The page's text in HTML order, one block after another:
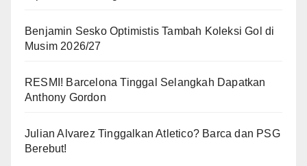
Benjamin Sesko Optimistis Tambah Koleksi Gol di
Musim 2026/27
RESMI! Barcelona Tinggal Selangkah Dapatkan
Anthony Gordon
Julian Alvarez Tinggalkan Atletico? Barca dan PSG
Berebut!